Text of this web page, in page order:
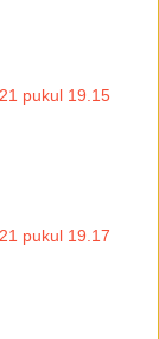
pukul 19.15
pukul 19.17